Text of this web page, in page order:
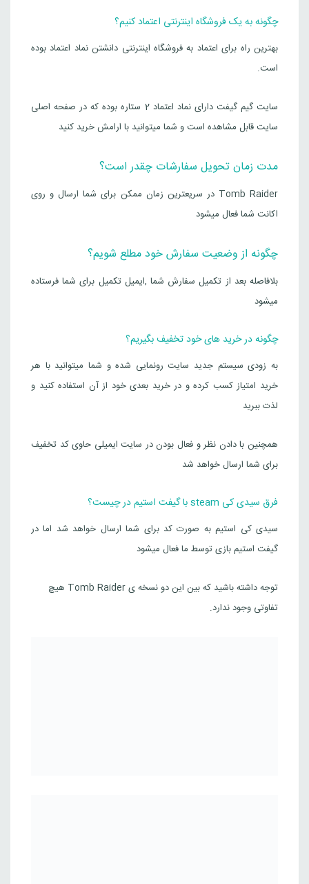
چگونه به یک فروشگاه اینترنتی اعتماد کنیم؟
بهترین راه برای اعتماد به فروشگاه اینترنتی دانشتن نماد اعتماد بوده
است.
سایت گیم گیفت دارای نماد اعتماد 2 ستاره بوده که در صفحه اصلی
سایت قابل مشاهده است و شما میتوانید با ارامش خرید کنید
مدت زمان تحویل سفارشات چقدر است؟
Tomb Raider در سریعترین زمان ممکن برای شما ارسال و روی
اکانت شما فعال میشود
چگونه از وضعیت سفارش خود مطلع شویم؟
بلافاصله بعد از تکمیل سفارش شما ,ایمیل تکمیل برای شما فرستاده
میشود
چگونه در خرید های خود تخفیف بگیریم؟
به زودی سیستم جدید سایت رونمایی شده و شما میتوانید با هر
خرید امتیاز کسب کرده و در خرید بعدی خود از آن استفاده کنید و
لذت ببرید
همچنین با دادن نظر و فعال بودن در سایت ایمیلی حاوی کد تخفیف
برای شما ارسال خواهد شد
فرق سیدی کی steam با گیفت استیم در چیست؟
سیدی کی استیم به صورت کد برای شما ارسال خواهد شد اما در
گیفت استیم بازی توسط ما فعال میشود
توجه داشته باشید که بین این دو نسخه ی Tomb Raider هیچ
تفاوتی وجود ندارد.